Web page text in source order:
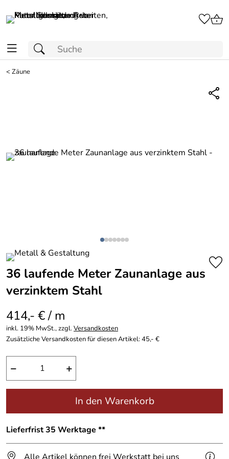
<Zäune
36 laufende Meter Zaunanlage aus
verzinktem Stahl
414,- € / m
inkl. 19% MwSt., zzgl.Versandkosten
Zusätzliche Versandkosten für diesen Artikel: 45,- €
− +
In den Warenkorb
Lieferfrist 35 Werktage **